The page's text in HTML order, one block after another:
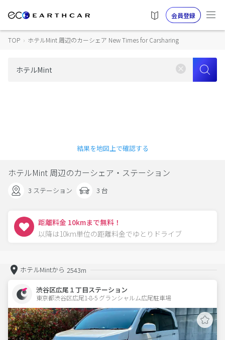
会員登録
TOP › ホテルMint 周辺のカーシェア New Times for Carsharing
結果を地図上で確認する
ホテルMint 周辺のカーシェア・ステーション
3 ステーション 3 台
距離料金 10kmまで無料！
以降は10km単位の距離料金でゆとりドライブ
ホテルMintから 2543m
渋谷区広尾１丁目ステーション
東京都渋谷区広尾1-8-5 グランシャルム広尾駐車場